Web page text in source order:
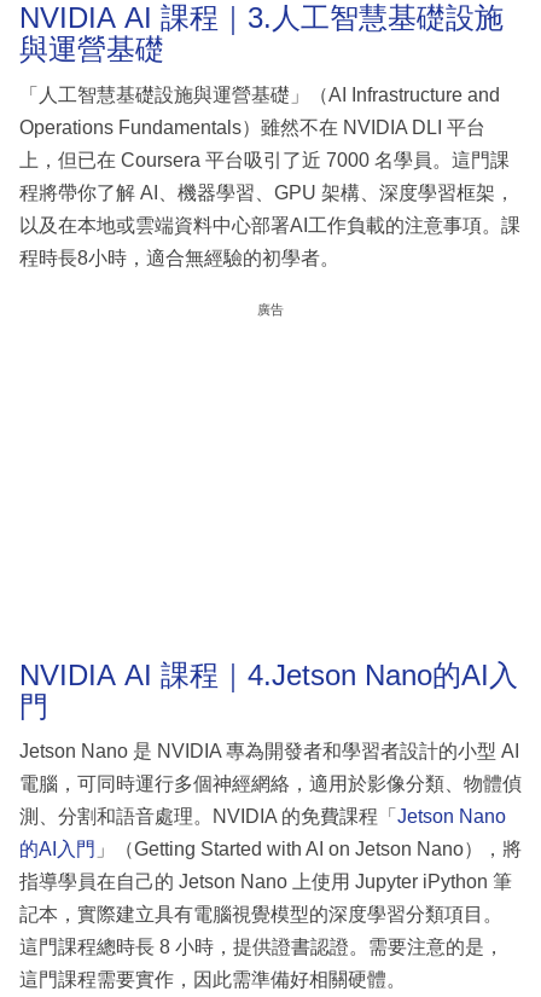
NVIDIA AI 課程｜3.人工智慧基礎設施
與運營基礎
「人工智慧基礎設施與運營基礎」（AI Infrastructure and
Operations Fundamentals）雖然不在 NVIDIA DLI 平台
上，但已在 Coursera 平台吸引了近 7000 名學員。這門課
程將帶你了解 AI、機器學習、GPU 架構、深度學習框架，
以及在本地或雲端資料中心部署AI工作負載的注意事項。課
程時長8小時，適合無經驗的初學者。
廣告
NVIDIA AI 課程｜4.Jetson Nano的AI入
門
Jetson Nano 是 NVIDIA 專為開發者和學習者設計的小型 AI
電腦，可同時運行多個神經網絡，適用於影像分類、物體偵
測、分割和語音處理。NVIDIA 的免費課程「 Jetson Nano
的AI入門 」（Getting Started with AI on Jetson Nano），將
指導學員在自己的 Jetson Nano 上使用 Jupyter iPython 筆
記本，實際建立具有電腦視覺模型的深度學習分類項目。
這門課程總時長 8 小時，提供證書認證。需要注意的是，
這門課程需要實作，因此需準備好相關硬體。